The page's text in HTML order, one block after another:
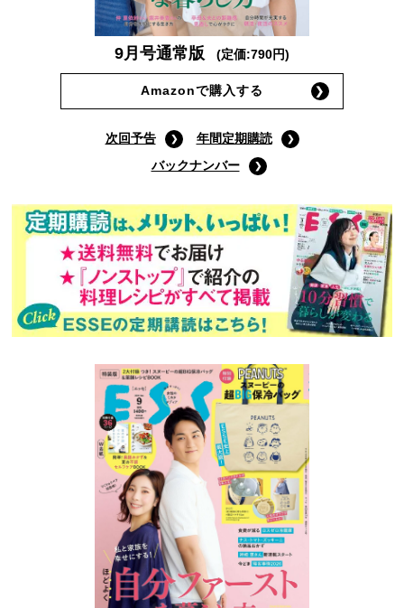
9月号通常版 (定価:790円)
Amazonで購入する
次回予告
年間定期購読
バックナンバー